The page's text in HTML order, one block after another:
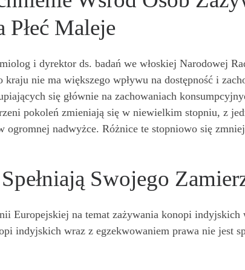
Maleje
i dyrektor ds. badań we włoskiej Narodowej
kraju nie ma większego wpływu na dostępność i
się głównie na zachowaniach
pokoleń zmieniają się w niewielkim stopniu, z
ogromnej nadwyżce. Różnice te stopniowo się
Swojego
Europejskiej na temat zażywania konopi
indyjskich wraz z egzekwowaniem prawa nie jest